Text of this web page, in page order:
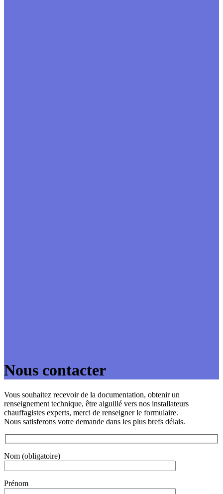
Nous contacter
Vous souhaitez recevoir de la documentation, obtenir un
renseignement technique, être aiguillé vers nos installateurs
chauffagistes experts, merci de renseigner le formulaire.
Nous satisferons votre demande dans les plus brefs délais.
Nom (obligatoire)
Prénom